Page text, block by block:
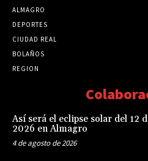
ALMAGRO
DEPORTES
CIUDAD REAL
BOLAÑOS
REGION
Así será el eclipse solar del 12
2026 en Almagro
4 de agosto de 2026